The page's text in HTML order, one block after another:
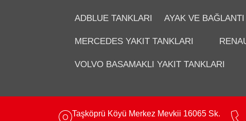
ADBLUE TANKLARI AYAK VE
MERCEDES YAKIT TANKLARI
VOLVO BASAMAKLI YAKIT TANKLARI
Taşköprü Köyü Merkez Mevkii 16065 Sk.